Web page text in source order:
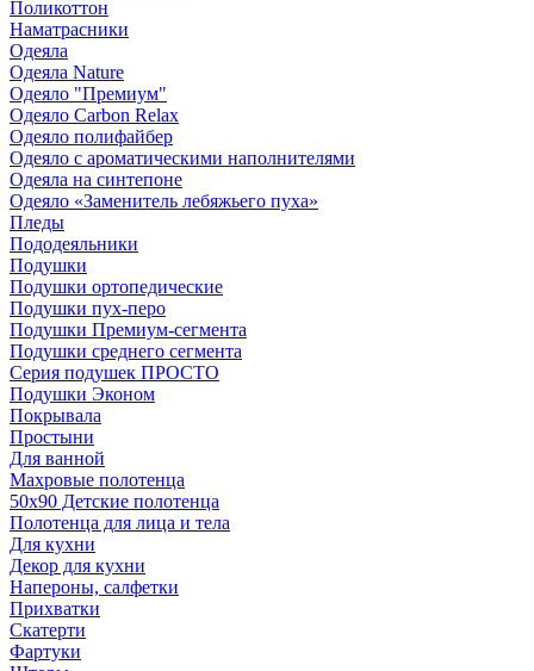
Поликоттон
Наматрасники
Одеяла
Одеяла Nature
Одеяло "Премиум"
Одеяло Carbon Relax
Одеяло полифайбер
Одеяло с ароматическими наполнителями
Одеяла на синтепоне
Одеяло «Заменитель лебяжьего пуха»
Пледы
Пододеяльники
Подушки
Подушки ортопедические
Подушки пух-перо
Подушки Премиум-сегмента
Подушки среднего сегмента
Серия подушек ПРОСТО
Подушки Эконом
Покрывала
Простыни
Для ванной
Махровые полотенца
50х90 Детские полотенца
Полотенца для лица и тела
Для кухни
Декор для кухни
Напероны, салфетки
Прихватки
Скатерти
Фартуки